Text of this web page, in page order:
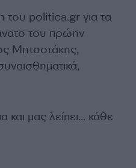
politica.gr για τα
του πρώην
Μητσοτάκης,
και μας λείπει… κάθε